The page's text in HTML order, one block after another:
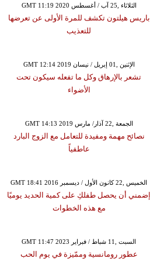
GMT 11:19 2020 الثلاثاء ,25 آب / أغسطس
باريس هيلتون تكشف للمرة الأولى عن تعرضها
للتعذيب
GMT 12:14 2019 الإثنين ,01 إبريل / نيسان
تشعر بالإرهاق وكل ما تفعله سيكون تحت
الأضواء
GMT 14:13 2019 الجمعة ,22 آذار/ مارس
نصائح مهمة ومفيدة للتعامل مع الزوج البارد
عاطفياً
GMT 18:41 2016 الخميس ,22 كانون الأول / ديسمبر
إضمني أن يحصل طفلكِ على كمية الحديد يوميًا
مع هذه الخطوات
GMT 11:47 2023 السبت ,11 شباط / فبراير
عطور رومانسية وممّيزة في يوم الحب